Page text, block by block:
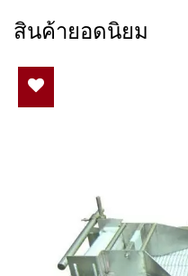
สินค้ายอดนิยม